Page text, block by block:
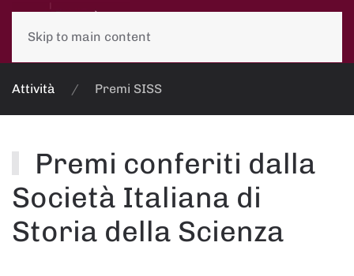
Skip to main content
Attività Premi SISS
Premi conferiti dalla
Società Italiana di
Storia della Scienza